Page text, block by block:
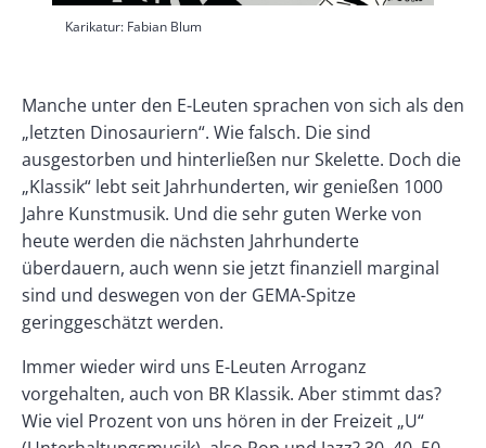
Karikatur: Fabian Blum
Text
Manche unter den E-Leuten sprachen von sich als den
„letzten Dinosauriern“. Wie falsch. Die sind
ausgestorben und hinterließen nur Skelette. Doch die
„Klassik“ lebt seit Jahrhunderten, wir genießen 1000
Jahre Kunstmusik. Und die sehr guten Werke von
heute werden die nächsten Jahrhunderte
überdauern, auch wenn sie jetzt finanziell marginal
sind und deswegen von der GEMA-Spitze
geringgeschätzt werden.
Immer wieder wird uns E-Leuten Arroganz
vorgehalten, auch von BR Klassik. Aber stimmt das?
Wie viel Prozent von uns hören in der Freizeit „U“